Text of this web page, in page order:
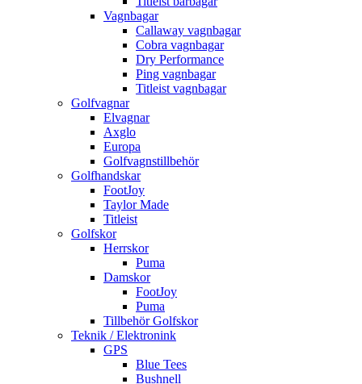
Vagnbagar
Callaway vagnbagar
Cobra vagnbagar
Dry Performance
Ping vagnbagar
Titleist vagnbagar
Golfvagnar
Elvagnar
Axglo
Europa
Golfvagnstillbehör
Golfhandskar
FootJoy
Taylor Made
Titleist
Golfskor
Herrskor
Puma
Damskor
FootJoy
Puma
Tillbehör Golfskor
Teknik / Elektronink
GPS
Blue Tees
Bushnell